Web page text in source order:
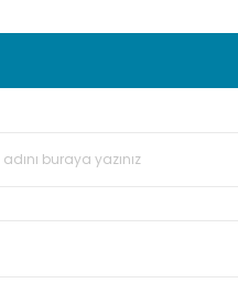
TC Standart Bayonet J Tip
TC